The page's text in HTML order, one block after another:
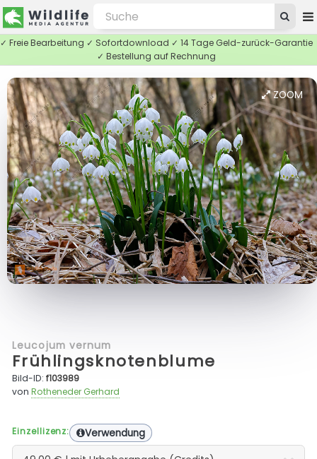
✓ Freie Bearbeitung ✓ Sofortdownload ✓ 14 Tage Geld-zurück-Garantie
✓ Bestellung auf Rechnung
ZOOM
Leucojum vernum
Frühlingsknotenblume
Bild-ID:f103989
vonRotheneder Gerhard
Einzellizenz: Verwendung